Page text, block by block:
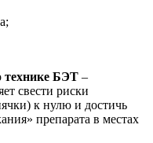
технике БЭТ –
свести риски
к нулю и достичь
препарата в местах